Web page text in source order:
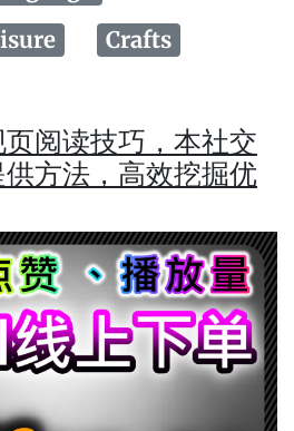
Crafts
阅读技巧，本社交
方法，高效挖掘优